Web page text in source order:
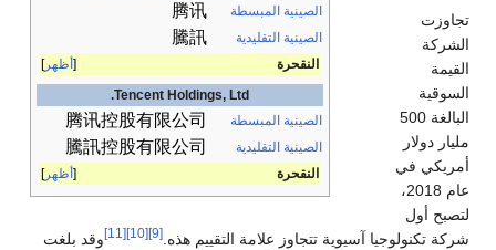
الصينية المبسطة
腾讯
الصينية التقليدية 騰訊
أظهر
النقحرة
Tencent Holdings, Ltd.
الصينية المبسطة
腾讯控股有限公司
الصينية التقليدية 騰訊控股有限公司
أظهر النقحرة
تجاوزت
الشركة
القيمة
السوقية
البالغة 500
مليار دولار
أمريكي في
عام 2018،
لتصبح أول
شركة تكنولوجيا آسيوية تتجاوز علامة التقييم هذه. [9]
[10]
[11]
وقد بلغت